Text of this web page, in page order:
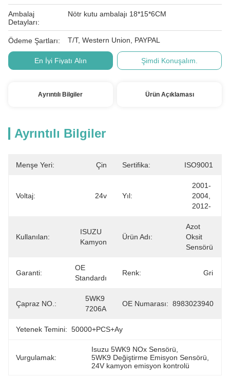
Ambalaj
Detayları:
Nötr kutu ambalajı 18*15*6CM
Ödeme Şartları: T/T, Western Union, PAYPAL
En İyi Fiyatı Alın Şimdi Konuşalım.
Ayrıntılı Bilgiler Ürün Açıklaması
Ayrıntılı Bilgiler
Menşe Yeri: Çin Sertifika: ISO9001
Voltaj: 24v Yıl:
2001-
2004,
2012-
Kullanılan:
ISUZU
Kamyon
Ürün Adı:
Azot
Oksit
Sensörü
Garanti:
OE
Standardı
Renk: Gri
Çapraz NO.:
5WK9
7206A
OE Numarası: 8983023940
Yetenek Temini: 50000+PCS+ay
Vurgulamak:
Isuzu 5WK9 NOx Sensörü
5WK9 Değiştirme Emisyon Sensörü
24V kamyon emisyon kontrolü